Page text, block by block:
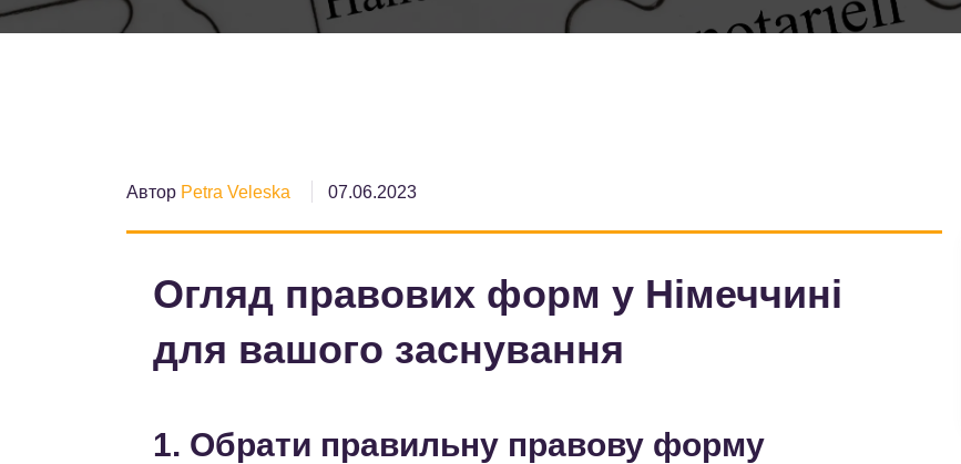
Автор Petra Veleska 07.06.2023
Огляд правових форм у Німеччині
для вашого заснування
1. Обрати правильну правову форму